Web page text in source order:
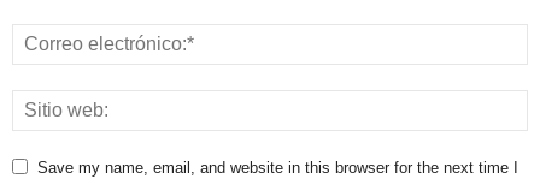
Save my name, email, and website in this browser for the next time I